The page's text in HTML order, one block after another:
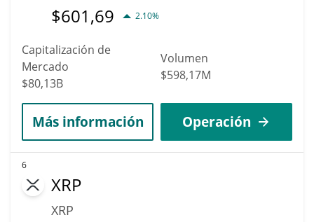
$601,69 2.10%
Capitalización de
Mercado
$80,13B
Volumen
$598,17M
Más información Operación
6
XRP
XRP